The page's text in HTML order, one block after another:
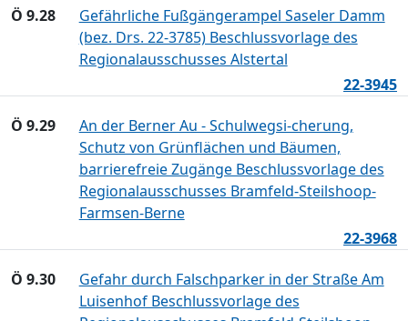
Ö 9.28
Gefährliche Fußgängerampel Saseler Damm
(bez. Drs. 22-3785) Beschlussvorlage des
Regionalausschusses Alstertal
22-3945
Ö 9.29
An der Berner Au - Schulwegsi-cherung,
Schutz von Grünflächen und Bäumen,
barrierefreie Zugänge Beschlussvorlage des
Regionalausschusses Bramfeld-Steilshoop-
Farmsen-Berne
22-3968
Ö 9.30
Gefahr durch Falschparker in der Straße Am
Luisenhof Beschlussvorlage des